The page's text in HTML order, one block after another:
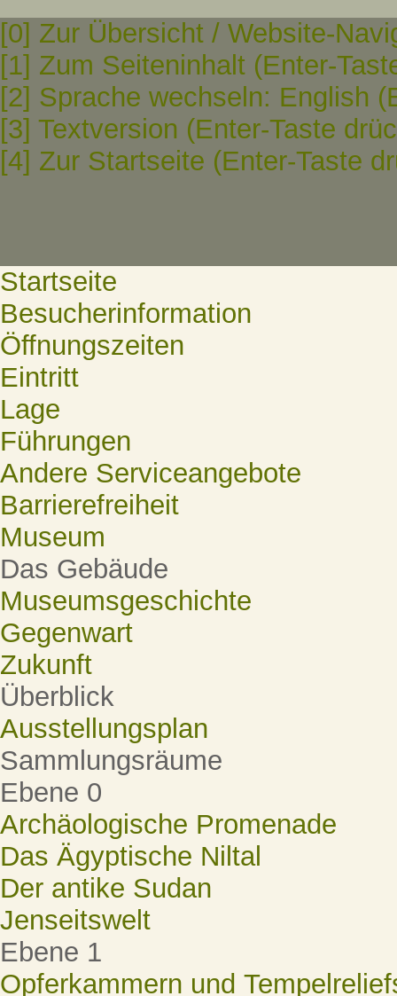
[0] Zur Übersicht / Website-
[1] Zum Seiteninhalt (Enter-
[2] Sprache wechseln: English
[3] Textversion (Enter-Taste
[4] Zur Startseite (Enter-Taste
Startseite
Besucherinformation
Öffnungszeiten
Eintritt
Lage
Führungen
Andere Serviceangebote
Barrierefreiheit
Museum
Das Gebäude
Museumsgeschichte
Gegenwart
Zukunft
Überblick
Ausstellungsplan
Sammlungsräume
Ebene 0
Archäologische Promenade
Das Ägyptische Niltal
Der antike Sudan
Jenseitswelt
Ebene 1
Opferkammern und